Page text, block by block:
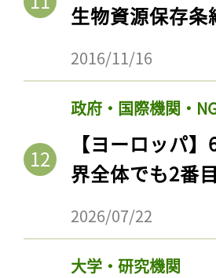
生物資源保存
2016/11/16
政府・国際機関・
【ヨーロッパ
界全体でも2番
2026/07/22
大学・研究機関